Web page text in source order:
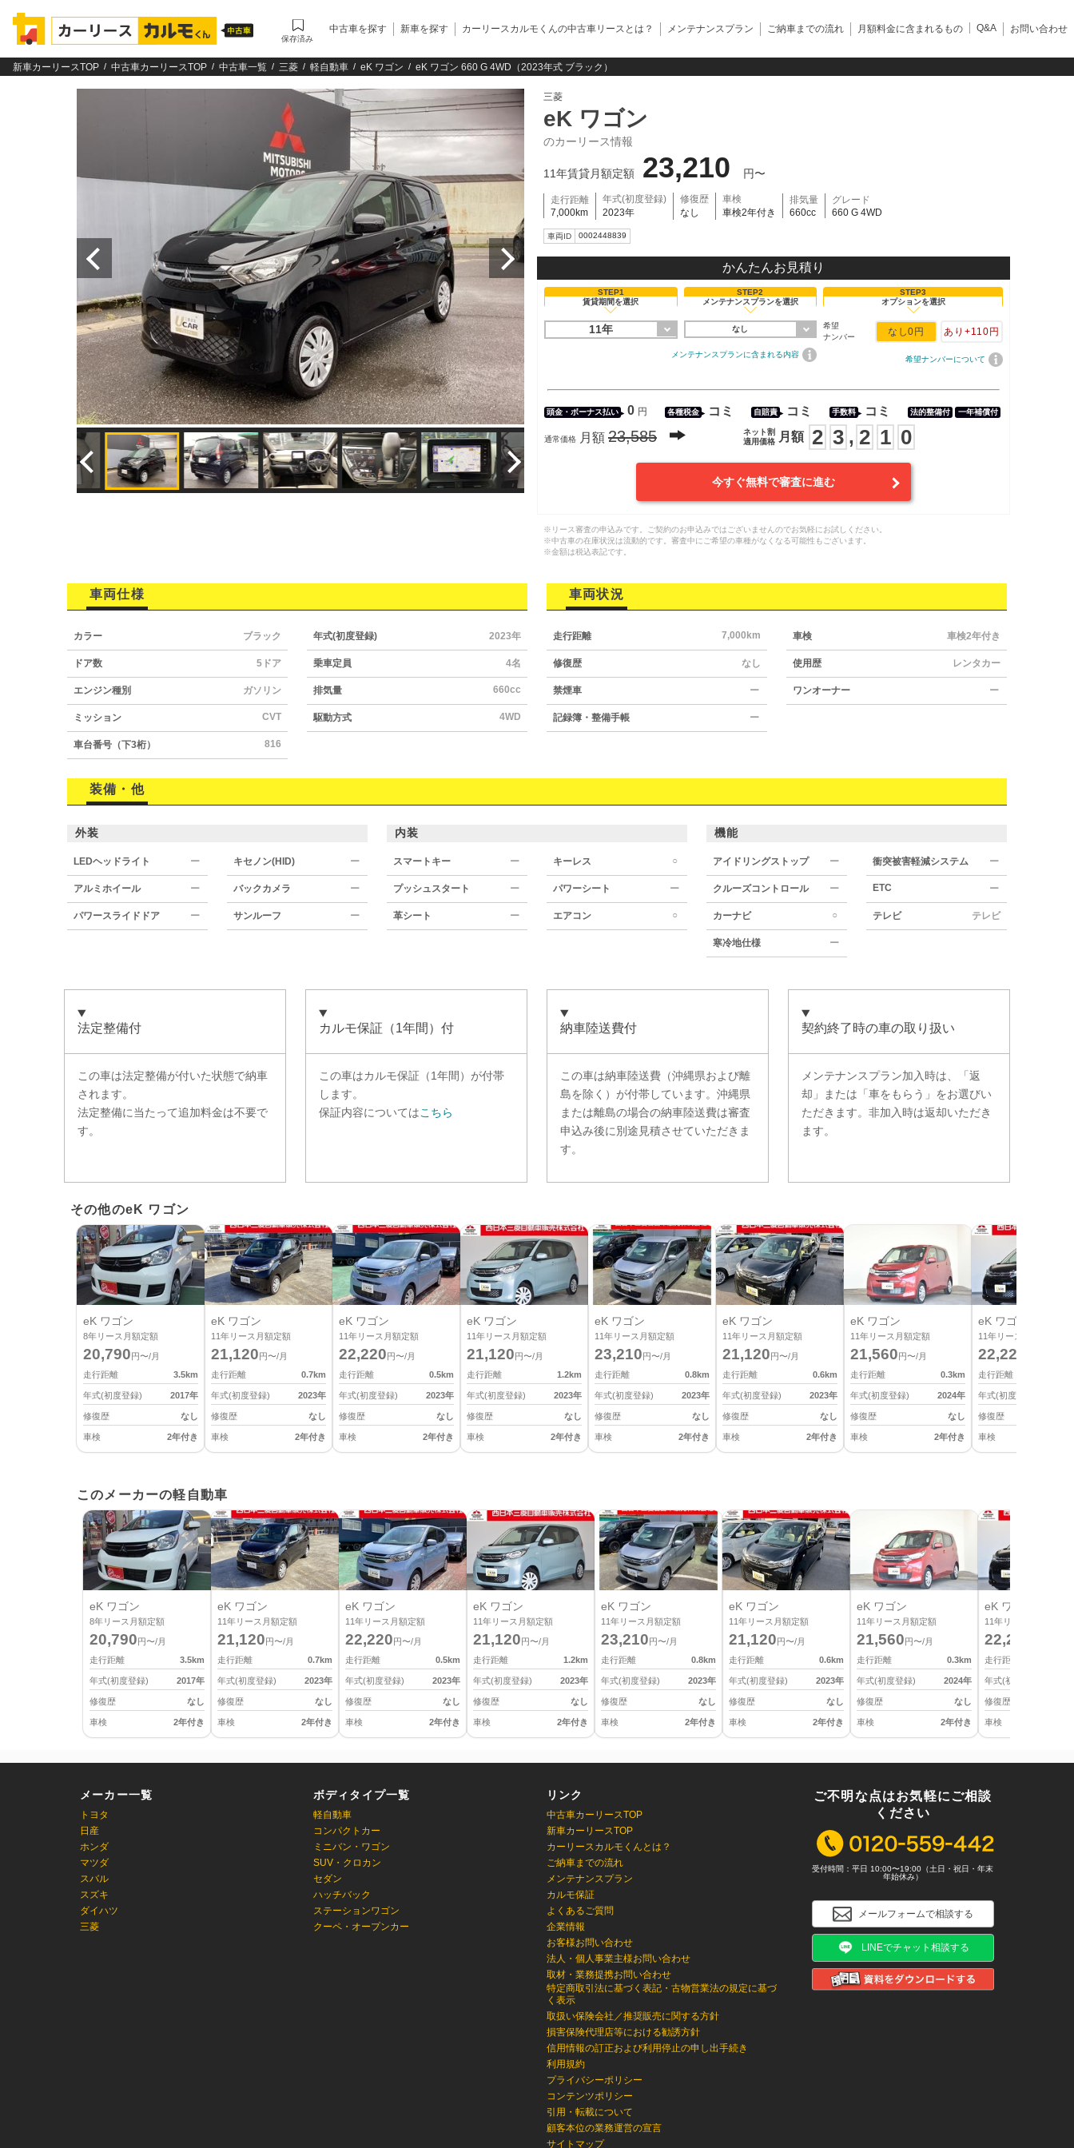
保存済み
中古車を探す 新車を探す カーリースカルモくんの中古車リースとは？ メンテナンスプラン ご納車までの流れ 月額料金に含まれるもの Q&A お問い合わせ
新車カーリースTOP 中古車カーリースTOP 中古車一覧 三菱 軽自動車 eK ワゴン eK ワゴン 660 G 4WD（2023年式 ブラック）
三菱
eK ワゴン
のカーリース情報
11年賃貸月額定額 23,210 円〜
走行距離
7,000km
年式(初度登録)
2023年
修復歴
なし
車検
車検2年付き
排気量
660cc
グレード
660 G 4WD
車両ID 0002448839
かんたんお見積り
STEP1
賃貸期間を選択
11年
STEP2
メンテナンスプランを選択
なし
メンテナンスプランに含まれる内容
STEP3
オプションを選択
希望
ナンバー
なし0円 あり +110円
希望ナンバーについて
頭金・ボーナス払い 0 円 各種税金 コミ 自賠責 コミ 手数料 コミ 法的整備付 一年補償付
通常価格 月額 23,585
ネット割
適用価格
月額 2 3 , 2 1 0
今すぐ無料で審査に進む
※リース審査の申込みです。ご契約のお申込みではございませんのでお気軽にお試しください。
※中古車の在庫状況は流動的です。審査中にご希望の車種がなくなる可能性もございます。
※金額は税込表記です。
車両仕様
カラー ブラック 年式(初度登録) 2023年
ドア数 5ドア 乗車定員 4名
エンジン種別 ガソリン 排気量 660cc
ミッション CVT 駆動方式 4WD
車台番号（下3桁） 816
車両状況
走行距離 7,000km 車検 車検2年付き
修復歴 なし 使用歴 レンタカー
禁煙車 ー ワンオーナー ー
記録簿・整備手帳 ー
装備・他
外装
LEDヘッドライト ー キセノン(HID) ー
アルミホイール ー バックカメラ ー
パワースライドドア ー サンルーフ ー
内装
スマートキー ー キーレス ○
プッシュスタート ー パワーシート ー
革シート ー エアコン ○
機能
アイドリングストップ ー 衝突被害軽減システム ー
クルーズコントロール ー ETC ー
カーナビ ○ テレビ テレビ
寒冷地仕様 ー
法定整備付
この車は法定整備が付いた状態で納車
されます。
法定整備に当たって追加料金は不要で
す。
カルモ保証（1年間）付
この車はカルモ保証（1年間） が付帯
します。
保証内容についてはこちら
納車陸送費付
この車は納車陸送費（沖縄県および離
島を除く）が付帯しています。沖縄県
または離島の場合の納車陸送費は審査
申込み後に別途見積させていただきま
す。
契約終了時の車の取り扱い
メンテナンスプラン加入時は、「返
却」または「車をもらう」をお選びい
ただきます。非加入時は返却いただき
ます。
その他のeK ワゴン
eK ワゴン
8年リース月額定額
20,790 円〜/月
走行距離
3.5km
年式(初度登録) 2017年
修復歴 なし
車検 2年付き
eK ワゴン
11年リース月額定額
21,120 円〜/月
走行距離
0.7km
年式(初度登録) 2023年
修復歴 なし
車検 2年付き
eK ワゴン
11年リース月額定額
22,220 円〜/月
走行距離
0.5km
年式(初度登録) 2023年
修復歴 なし
車検 2年付き
eK ワゴン
11年リース月額定額
21,120 円〜/月
走行距離
1.2km
年式(初度登録) 2023年
修復歴 なし
車検 2年付き
eK ワゴン
11年リース月額定額
23,210 円〜/月
走行距離
0.8km
年式(初度登録) 2023年
修復歴 なし
車検 2年付き
eK ワゴン
11年リース月額定額
21,120 円〜/月
走行距離
0.6km
年式(初度登録) 2023年
修復歴 なし
車検 2年付き
eK ワゴン
11年リース月額定額
21,560 円〜/月
走行距離
0.3km
年式(初度登録) 2024年
修復歴 なし
車検 2年付き
eK ワゴン
11年リース月額定額
22,220
走行距離
年式(初度登録)
修復歴
車検
このメーカーの軽自動車
eK ワゴン
8年リース月額定額
20,790 円〜/月
走行距離
3.5km
年式(初度登録) 2017年
修復歴 なし
車検 2年付き
eK ワゴン
11年リース月額定額
21,120 円〜/月
走行距離
0.7km
年式(初度登録) 2023年
修復歴 なし
車検 2年付き
eK ワゴン
11年リース月額定額
22,220 円〜/月
走行距離
0.5km
年式(初度登録) 2023年
修復歴 なし
車検 2年付き
eK ワゴン
11年リース月額定額
21,120 円〜/月
走行距離
1.2km
年式(初度登録) 2023年
修復歴 なし
車検 2年付き
eK ワゴン
11年リース月額定額
23,210 円〜/月
走行距離
0.8km
年式(初度登録) 2023年
修復歴 なし
車検 2年付き
eK ワゴン
11年リース月額定額
21,120 円〜/月
走行距離
0.6km
年式(初度登録) 2023年
修復歴 なし
車検 2年付き
eK ワゴン
11年リース月額定額
21,560 円〜/月
走行距離
0.3km
年式(初度登録) 2024年
修復歴 なし
車検 2年付き
eK ワゴン
11年リース月額定額
22,220
走行距離
年式(初度登録)
修復歴
車検
メーカー一覧
トヨタ
日産
ホンダ
マツダ
スバル
スズキ
ダイハツ
三菱
ボディタイプ一覧
軽自動車
コンパクトカー
ミニバン・ワゴン
SUV・クロカン
セダン
ハッチバック
ステーションワゴン
クーペ・オープンカー
リンク
中古車カーリースTOP
新車カーリースTOP
カーリースカルモくんとは？
ご納車までの流れ
メンテナンスプラン
カルモ保証
よくあるご質問
企業情報
お客様お問い合わせ
法人・個人事業主様お問い合わせ
取材・業務提携お問い合わせ
特定商取引法に基づく表記・古物営業法の規定に基づ
く表示
取扱い保険会社／推奨販売に関する方針
損害保険代理店等における勧誘方針
信用情報の訂正および利用停止の申し出手続き
利用規約
プライバシーポリシー
コンテンツポリシー
引用・転載について
顧客本位の業務運営の宣言
サイトマップ
ご不明な点はお気軽にご相談
ください
受付時間：平日 10:00〜19:00（土日・祝日・年末
年始休み）
メールフォームで相談する
LINEでチャット相談する